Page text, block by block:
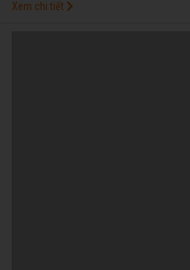
Xem chi tiết